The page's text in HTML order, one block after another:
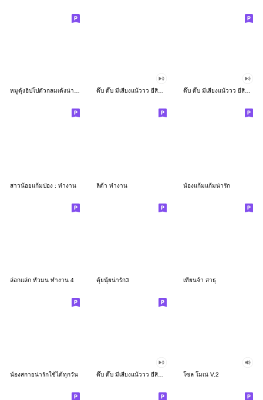
หมูดุ้งฮิปโปตัวกลมเด้งน่ารัก ดึ๊บ ดึ๊บ มีเสียงแน้ววว ยี่สิบเจ็ด ดึ๊บ ดึ๊บ มีเสียงแน้ววว ยี่สิบหก
สาวน้อยแก้มป่อง : ทำงาน ลิต้า ทำงาน น้องแก้มแก้มน่ารัก
ล่อกแล่ก หัวมน ทำงาน 4 ตุ้ยนุ้ยน่ารัก3 เทียนจ้า สาธุ
น้องสกายน่ารักใช้ได้ทุกวัน ดึ๊บ ดึ๊บ มีเสียงแน้ววว ยี่สิบสอง โซล โมเน่ V.2